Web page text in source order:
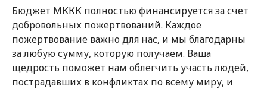
Бюджет МККК полностью финансируется за счет
добровольных пожертвований. Каждое
пожертвование важно для нас, и мы благодарны
за любую сумму, которую получаем. Ваша
щедрость поможет нам облегчить участь людей,
пострадавших в конфликтах по всему миру, и